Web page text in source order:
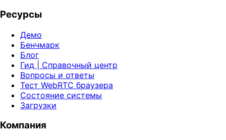
Ресурсы
Демо
Бенчмарк
Блог
Гид | Справочный центр
Вопросы и ответы
Тест WebRTC браузера
Состояние системы
Загрузки
Компания